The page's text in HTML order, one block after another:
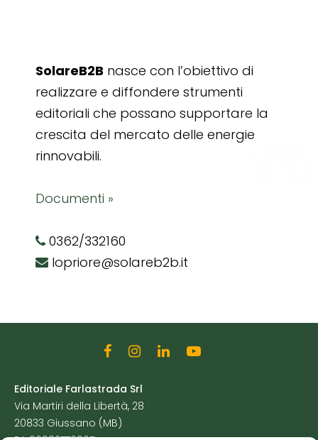
SolareB2B nasce con l’obiettivo di
realizzare e diffondere strumenti
editoriali che possano supportare la
crescita del mercato delle energie
rinnovabili.
Documenti »
0362/332160
lopriore@solareb2b.it
Editoriale Farlastrada Srl
Via Martiri della Libertà, 28
20833 Giussano (MB)